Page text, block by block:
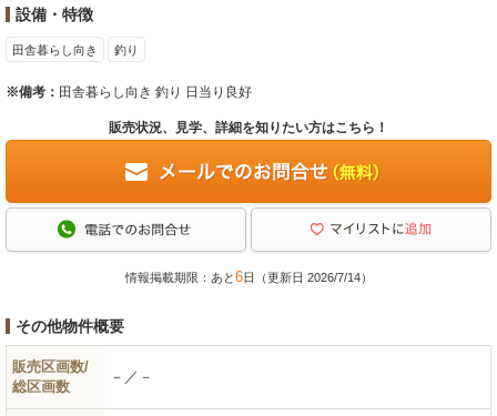
設備・特徴
田舎暮らし向き 釣り
※備考： 田舎暮らし向き 釣り 日当り良好
販売状況、見学、詳細を知りたい方はこちら！
情報掲載期限：あと6日（更新日 2026/7/14）
その他物件概要
販売区画数/
総区画数
－／－